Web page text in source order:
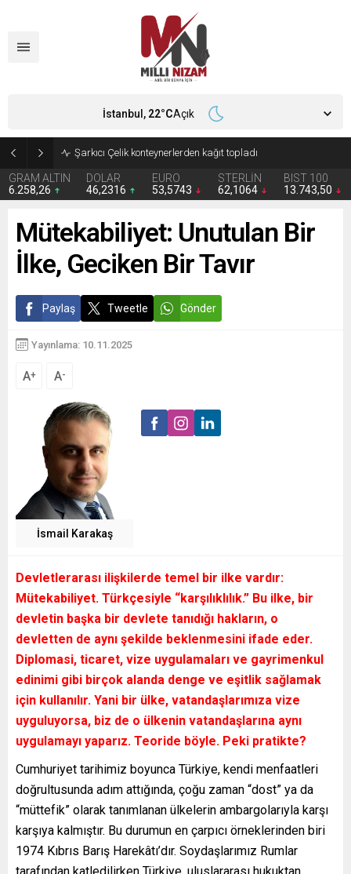
İran 2 ülkeyi birden vurdu
GRAM ALTIN
6.258,26
DOLAR
46,2316
EURO
53,5743
STERLİN
62,1064
BIST 100
13.743,50
İstanbul, 22°CAçık
Mütekabiliyet: Unutulan Bir
İlke, Geciken Bir Tavır
Paylaş Tweetle Gönder
Yayınlama: 10.11.2025
A+ A-
İsmail Karakaş
Devletlerarası ilişkilerde temel bir ilke vardır:
Mütekabiliyet. Türkçesiyle “karşılıklılık.” Bu ilke, bir
devletin başka bir devlete tanıdığı hakların, o
devletten de aynı şekilde beklenmesini ifade eder.
Diplomasi, ticaret, vize uygulamaları ve gayrimenkul
edinimi gibi birçok alanda denge ve eşitlik sağlamak
için kullanılır. Yani bir ülke, vatandaşlarımıza vize
uyguluyorsa, biz de o ülkenin vatandaşlarına aynı
uygulamayı yaparız. Teoride böyle. Peki pratikte?
Cumhuriyet tarihimiz boyunca Türkiye, kendi menfaatleri
doğrultusunda adım attığında, çoğu zaman “dost” ya da
“müttefik” olarak tanımlanan ülkelerin ambargolarıyla karşı
karşıya kalmıştır. Bu durumun en çarpıcı örneklerinden biri
1974 Kıbrıs Barış Harekâtı’dır. Soydaşlarımız Rumlar